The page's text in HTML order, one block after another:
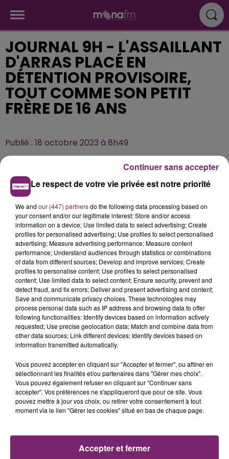
JOURNAL 9H - L'ASSAILLANT
D'ARRAS PLACÉ EN
DÉTENTION PROVISOIRE,
TOUT COMME SON PETIT
FRÈRE DE 16 ANS
Publié : 18 octobre 2023 à 8h49
Le respect de votre vie privée est notre priorité
We and our (447) partnersdo the following data processing based on
your consent and/or our legitimate interest: Store and/or access
information on a device; Use limited data to select advertising; Create
profiles for personalised advertising; Use profiles to select personalised
advertising; Measure advertising performance; Measure content
performance; Understand audiences through statistics or combinations
of data from different sources; Develop and improve services; Create
profiles to personalise content; Use profiles to select personalised
content; Use limited data to select content; Ensure security, prevent and
detect fraud, and fix errors; Deliver and present advertising and content;
Save and communicate privacy choices. These technologies may
process personal data such as IP address and browsing data to offer
following functionalities: Identify devices based on information actively
requested; Use precise geolocation data; Match and combine data from
other data sources; Link different devices; Identify devices based on
information transmitted automatically.
Vous pouvez accepter en cliquant sur "Accepter et fermer", ou affiner en
sélectionnant les finalités et/ou partenaires dans "Gérer mes choix".
Vous pouvez également refuser en cliquant sur "Continuer sans
accepter". Vos préférences ne s'appliqueront que pour ce site. Vous
pouvez mettre à jour vos choix, ou retirer votre consentement à tout
moment via le lien "Gérer les cookies" situé en bas de chaque page.
Accepter et fermer
Continuer sans accepter